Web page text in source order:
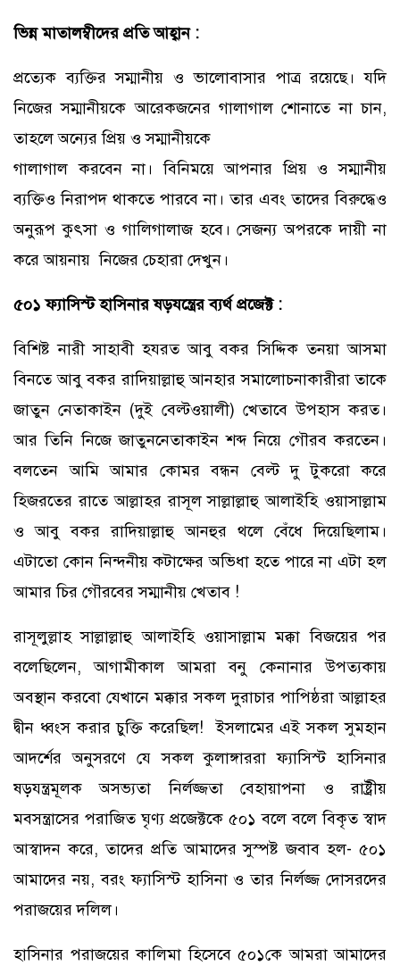
ভিন্ন মাতালম্বীদের প্রতি আহ্বান :
প্রত্যেক ব্যক্তির সম্মানীয় ও ভালোবাসার পাত্র রয়েছে। যদি
নিজের সম্মানীয়কে আরেকজনের গালাগাল শোনাতে না চান,
তাহলে অন্যের প্রিয় ও সম্মানীয়কে
গালাগাল করবেন না। বিনিময়ে আপনার প্রিয় ও সম্মানীয়
ব্যক্তিও নিরাপদ থাকতে পারবে না। তার এবং তাদের বিরুদ্ধেও
অনুরূপ কুৎসা ও গালিগালাজ হবে। সেজন্য অপরকে দায়ী না
করে আয়নায় নিজের চেহারা দেখুন।
৫০১ ফ্যাসিস্ট হাসিনার ষড়যন্ত্রের ব্যর্থ প্রজেক্ট :
বিশিষ্ট নারী সাহাবী হযরত আবু বকর সিদ্দিক তনয়া আসমা
বিনতে আবু বকর রাদিয়াল্লাহু আনহার সমালোচনাকারীরা তাকে
জাতুন নেতাকাইন (দুই বেল্টওয়ালী) খেতাবে উপহাস করত।
আর তিনি নিজে জাতুননেতাকাইন শব্দ নিয়ে গৌরব করতেন।
বলতেন আমি আমার কোমর বন্ধন বেল্ট দু টুকরো করে
হিজরতের রাতে আল্লাহর রাসূল সাল্লাল্লাহু আলাইহি ওয়াসাল্লাম
ও আবু বকর রাদিয়াল্লাহু আনহুর থলে বেঁধে দিয়েছিলাম।
এটাতো কোন নিন্দনীয় কটাক্ষের অভিধা হতে পারে না এটা হল
আমার চির গৌরবের সম্মানীয় খেতাব !
রাসূলুল্লাহ সাল্লাল্লাহু আলাইহি ওয়াসাল্লাম মক্কা বিজয়ের পর
বলেছিলেন, আগামীকাল আমরা বনু কেনানার উপত্যকায়
অবস্থান করবো যেখানে মক্কার সকল দুরাচার পাপিষ্ঠরা আল্লাহর
দ্বীন ধ্বংস করার চুক্তি করেছিল! ইসলামের এই সকল সুমহান
আদর্শের অনুসরণে যে সকল কুলাঙ্গাররা ফ্যাসিস্ট হাসিনার
ষড়যন্ত্রমূলক অসভ্যতা নির্লজ্জতা বেহায়াপনা ও রাষ্ট্রীয়
মবসন্ত্রাসের পরাজিত ঘৃণ্য প্রজেক্টকে ৫০১ বলে বলে বিকৃত স্বাদ
আস্বাদন করে, তাদের প্রতি আমাদের সুস্পষ্ট জবাব হল- ৫০১
আমাদের নয়, বরং ফ্যাসিস্ট হাসিনা ও তার নির্লজ্জ দোসরদের
পরাজয়ের দলিল।
হাসিনার পরাজয়ের কালিমা হিসেবে ৫০১কে আমরা আমাদের